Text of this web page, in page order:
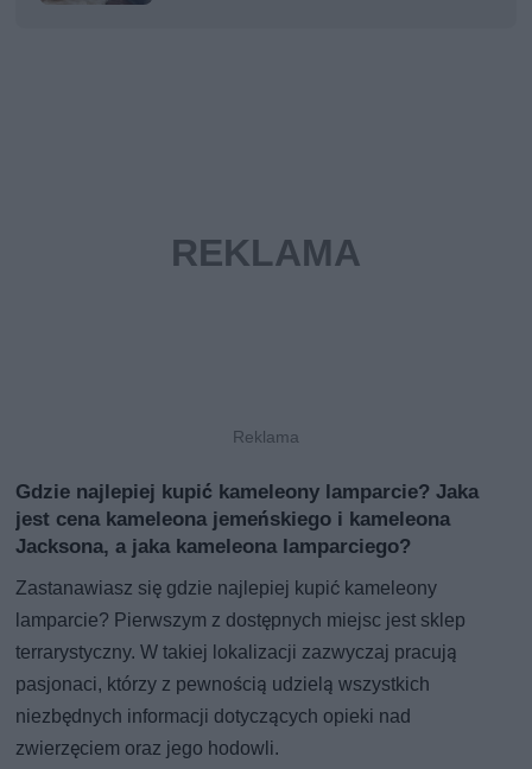
Gdzie najlepiej kupić kameleony lamparcie? Jaka
jest cena kameleona jemeńskiego i kameleona
Jacksona, a jaka kameleona lamparciego?
Zastanawiasz się gdzie najlepiej kupić kameleony
lamparcie? Pierwszym z dostępnych miejsc jest sklep
terrarystyczny. W takiej lokalizacji zazwyczaj pracują
pasjonaci, którzy z pewnością udzielą wszystkich
niezbędnych informacji dotyczących opieki nad
zwierzęciem oraz jego hodowli.